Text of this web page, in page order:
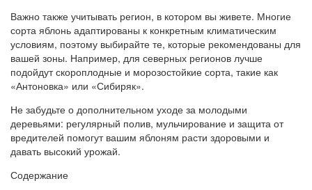
Важно также учитывать регион, в котором вы живете. Многие
сорта яблонь адаптированы к конкретным климатическим
условиям, поэтому выбирайте те, которые рекомендованы для
вашей зоны. Например, для северных регионов лучше
подойдут скороплодные и морозостойкие сорта, такие как
«Антоновка» или «Сибиряк».
Не забудьте о дополнительном уходе за молодыми
деревьями: регулярный полив, мульчирование и защита от
вредителей помогут вашим яблоням расти здоровыми и
давать высокий урожай.
Содержание